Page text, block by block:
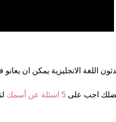
اللغة الانجليزية يمكن ان
اجب على5 اسئلة عن أسمك